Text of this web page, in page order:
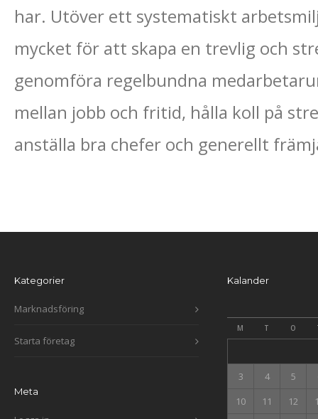
har. Utöver ett systematiskt
mycket för att skapa en trevlig och
genomföra regelbundna
mellan jobb och fritid, hålla koll på
anställa bra chefer och generellt
Kategorier
Marknadsföring
Starta företag
Meta
Kalander
M T O
3 4 5
10
11 12